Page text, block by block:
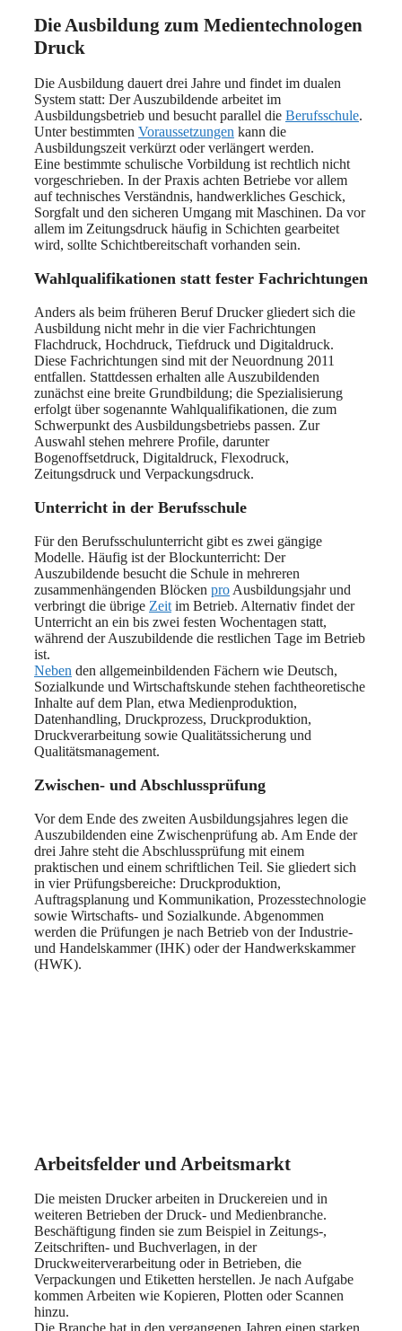
Die Ausbildung zum Medientechnologen
Druck
Die Ausbildung dauert drei Jahre und findet im dualen
System statt: Der Auszubildende arbeitet im
Ausbildungsbetrieb und besucht parallel die Berufsschule.
Unter bestimmten Voraussetzungen kann die
Ausbildungszeit verkürzt oder verlängert werden.
Eine bestimmte schulische Vorbildung ist rechtlich nicht
vorgeschrieben. In der Praxis achten Betriebe vor allem
auf technisches Verständnis, handwerkliches Geschick,
Sorgfalt und den sicheren Umgang mit Maschinen. Da vor
allem im Zeitungsdruck häufig in Schichten gearbeitet
wird, sollte Schichtbereitschaft vorhanden sein.
Wahlqualifikationen statt fester Fachrichtungen
Anders als beim früheren Beruf Drucker gliedert sich die
Ausbildung nicht mehr in die vier Fachrichtungen
Flachdruck, Hochdruck, Tiefdruck und Digitaldruck.
Diese Fachrichtungen sind mit der Neuordnung 2011
entfallen. Stattdessen erhalten alle Auszubildenden
zunächst eine breite Grundbildung; die Spezialisierung
erfolgt über sogenannte Wahlqualifikationen, die zum
Schwerpunkt des Ausbildungsbetriebs passen. Zur
Auswahl stehen mehrere Profile, darunter
Bogenoffsetdruck, Digitaldruck, Flexodruck,
Zeitungsdruck und Verpackungsdruck.
Unterricht in der Berufsschule
Für den Berufsschulunterricht gibt es zwei gängige
Modelle. Häufig ist der Blockunterricht: Der
Auszubildende besucht die Schule in mehreren
zusammenhängenden Blöcken pro Ausbildungsjahr und
verbringt die übrige Zeit im Betrieb. Alternativ findet der
Unterricht an ein bis zwei festen Wochentagen statt,
während der Auszubildende die restlichen Tage im Betrieb
ist.
Neben den allgemeinbildenden Fächern wie Deutsch,
Sozialkunde und Wirtschaftskunde stehen fachtheoretische
Inhalte auf dem Plan, etwa Medienproduktion,
Datenhandling, Druckprozess, Druckproduktion,
Druckverarbeitung sowie Qualitätssicherung und
Qualitätsmanagement.
Zwischen- und Abschlussprüfung
Vor dem Ende des zweiten Ausbildungsjahres legen die
Auszubildenden eine Zwischenprüfung ab. Am Ende der
drei Jahre steht die Abschlussprüfung mit einem
praktischen und einem schriftlichen Teil. Sie gliedert sich
in vier Prüfungsbereiche: Druckproduktion,
Auftragsplanung und Kommunikation, Prozesstechnologie
sowie Wirtschafts- und Sozialkunde. Abgenommen
werden die Prüfungen je nach Betrieb von der Industrie-
und Handelskammer (IHK) oder der Handwerkskammer
(HWK).
Arbeitsfelder und Arbeitsmarkt
Die meisten Drucker arbeiten in Druckereien und in
weiteren Betrieben der Druck- und Medienbranche.
Beschäftigung finden sie zum Beispiel in Zeitungs-,
Zeitschriften- und Buchverlagen, in der
Druckweiterverarbeitung oder in Betrieben, die
Verpackungen und Etiketten herstellen. Je nach Aufgabe
kommen Arbeiten wie Kopieren, Plotten oder Scannen
hinzu.